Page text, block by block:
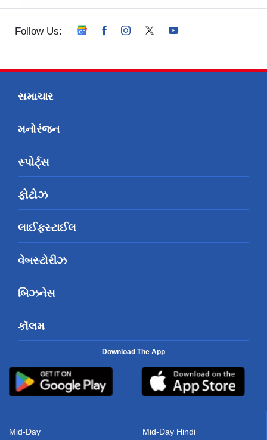
Follow Us:
સમાચાર
મનોરંજન
સ્પોર્ટ્સ
ફોટોઝ
લાઈફસ્ટાઈલ
વેબસ્ટોરીઝ
બિઝનેસ
કૉલમ
Download The App
Mid-Day Mid-Day Hindi